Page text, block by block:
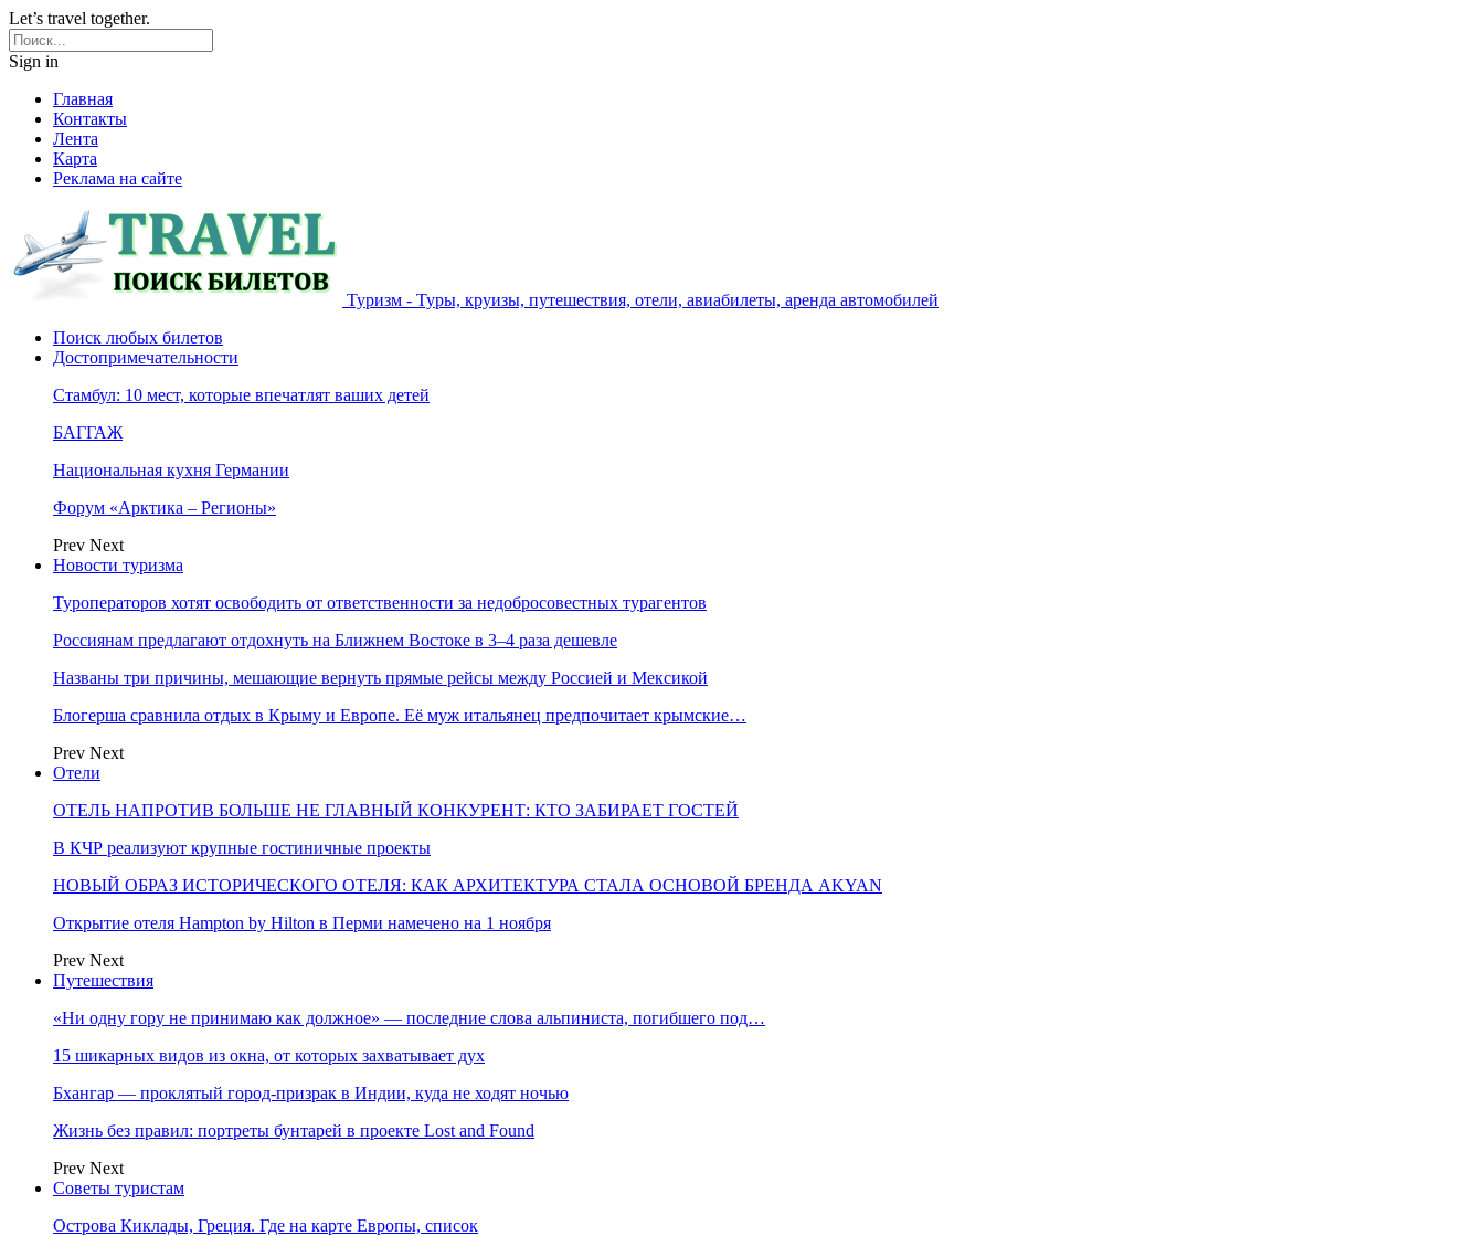
Let’s travel together.
Sign in
Главная
Контакты
Лента
Карта
Реклама на сайте
Туризм - Туры, круизы, путешествия, отели, авиабилеты, аренда автомобилей
Поиск любых билетов
Достопримечательности
Стамбул: 10 мест, которые впечатлят ваших детей
БАГГАЖ
Национальная кухня Германии
Форум «Арктика – Регионы»
Prev Next
Новости туризма
Туроператоров хотят освободить от ответственности за недобросовестных турагентов
Россиянам предлагают отдохнуть на Ближнем Востоке в 3–4 раза дешевле
Названы три причины, мешающие вернуть прямые рейсы между Россией и Мексикой
Блогерша сравнила отдых в Крыму и Европе. Её муж итальянец предпочитает крымские…
Prev Next
Отели
ОТЕЛЬ НАПРОТИВ БОЛЬШЕ НЕ ГЛАВНЫЙ КОНКУРЕНТ: КТО ЗАБИРАЕТ ГОСТЕЙ
В КЧР реализуют крупные гостиничные проекты
НОВЫЙ ОБРАЗ ИСТОРИЧЕСКОГО ОТЕЛЯ: КАК АРХИТЕКТУРА СТАЛА ОСНОВОЙ БРЕНДА AKYAN
Открытие отеля Hampton by Hilton в Перми намечено на 1 ноября
Prev Next
Путешествия
«Ни одну гору не принимаю как должное» — последние слова альпиниста, погибшего под…
15 шикарных видов из окна, от которых захватывает дух
Бхангар — проклятый город-призрак в Индии, куда не ходят ночью
Жизнь без правил: портреты бунтарей в проекте Lost and Found
Prev Next
Советы туристам
Острова Киклады, Греция. Где на карте Европы, список